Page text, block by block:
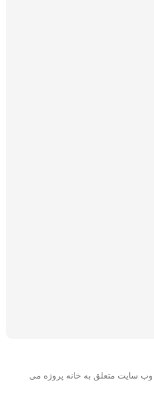
سایت متعلق به خانه پروژه می